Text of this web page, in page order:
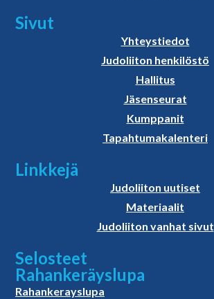
Sivut
Yhteystiedot
Judoliiton henkilöstö
Hallitus
Jäsenseurat
Kumppanit
Tapahtumakalenteri
Linkkejä
Judoliiton uutiset
Materiaalit
Judoliiton vanhat sivut
Selosteet
Rahankeräyslupa
Rahankerayslupa